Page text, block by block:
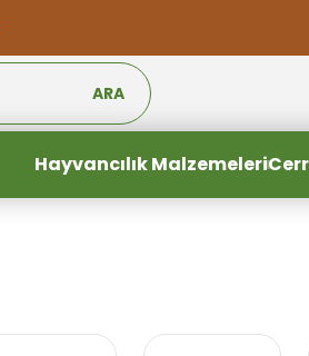
ARA
Hayvancılık Malzemeleri